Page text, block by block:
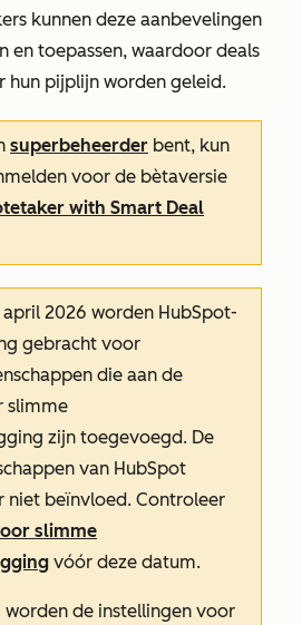
kunnen deze aanbevelingen
en toepassen, waardoor deals
hun pijplijn worden geleid.
superbeheerder bent, kun
voor de bètaversie
with Smart Deal
april 2026 worden HubSpot-
gebracht voor
die aan de
slimme
zijn toegevoegd. De
van HubSpot
niet beïnvloed. Controleer
slimme
vóór deze datum.
worden de instellingen voor